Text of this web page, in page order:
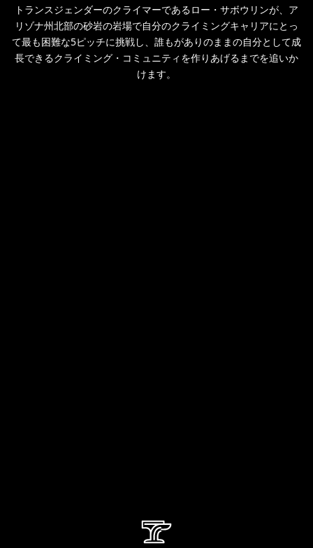
トランスジェンダーのクライマーであるロー・サボウリンが、ア
リゾナ州北部の砂岩の岩場で自分のクライミングキャリアにとっ
て最も困難な5ピッチに挑戦し、誰もがありのままの自分として成
長できるクライミング・コミュニティを作りあげるまでを追いか
けます。